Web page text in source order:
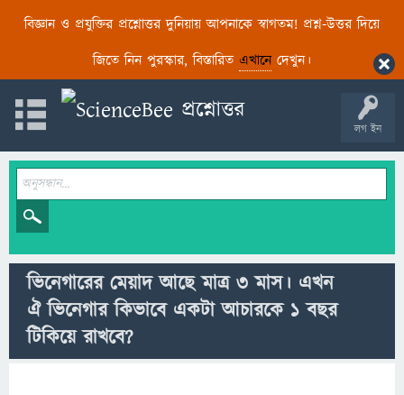
বিজ্ঞান ও প্রযুক্তির প্রশ্নোত্তর দুনিয়ায় আপনাকে স্বাগতম! প্রশ্ন-উত্তর দিয়ে
জিতে নিন পুরস্কার, বিস্তারিত এখানেদেখুন।
লগ ইন
ভিনেগারের মেয়াদ আছে মাত্র ৩ মাস। এখন
ঐ ভিনেগার কিভাবে একটা আচারকে ১ বছর
টিকিয়ে রাখবে?